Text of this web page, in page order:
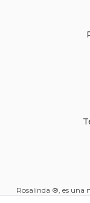
Rosalinda ®, es una